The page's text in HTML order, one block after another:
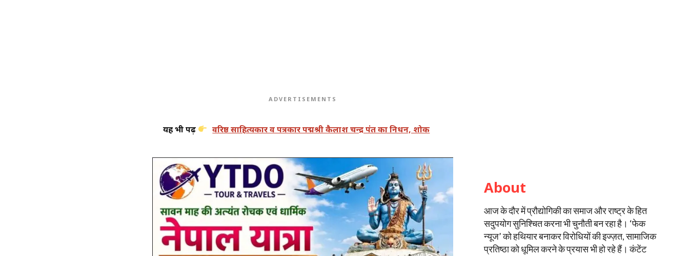
ADVERTISEMENTS
यह भी पढ़ें वरिष्ठ साहित्यकार व पत्रकार पद्मश्री कैलाश चन्द्र पंत का निधन, शोक
About
आज के दौर में प्रौद्योगिकी का समाज और राष्ट्र के हित
सदुपयोग सुनिश्चित करना भी चुनौती बन रहा है। ‘फेक
न्यूज’ को हथियार बनाकर विरोधियों की इज्ज़त, सामाजिक
प्रतिष्ठा को धूमिल करने के प्रयास भी हो रहे हैं। कंटेंट